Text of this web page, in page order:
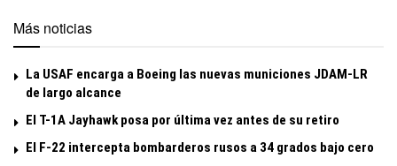
Más noticias
La USAF encarga a Boeing las nuevas municiones JDAM-LR
de largo alcance
El T-1A Jayhawk posa por última vez antes de su retiro
El F-22 intercepta bombarderos rusos a 34 grados bajo cero